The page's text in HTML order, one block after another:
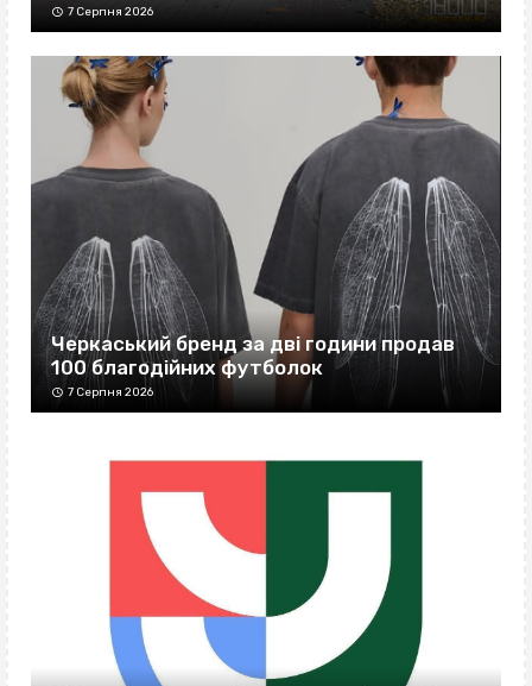
7 Серпня 2026
Черкаський бренд за дві години продав
100 благодійних футболок
7 Серпня 2026